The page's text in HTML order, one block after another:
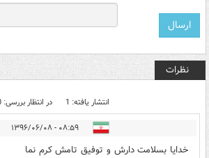
نظرات
انتشار یافته: 1 در انتظار بررسی: 0
۰۸:۵۹ - ۱۳۹۶/۰۶/۰۸
خدایا بسلامت دارش و توفیق تامش کرم نما